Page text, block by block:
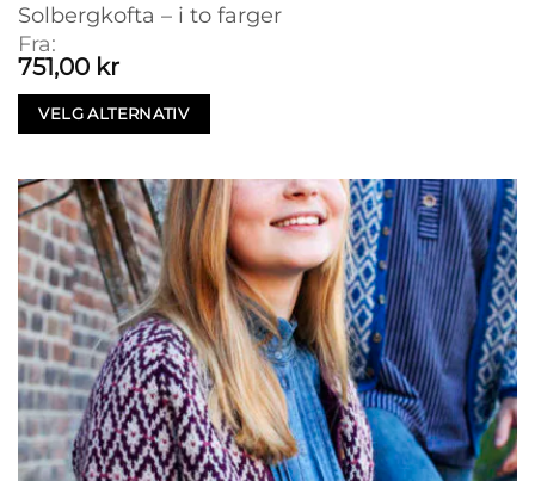
Solbergkofta – i to farger
Fra:
751,00 kr
VELG ALTERNATIV